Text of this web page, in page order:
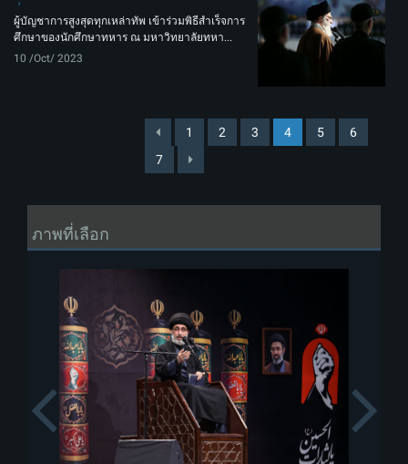
ผู้บัญชาการสูงสุดทุกเหล่าทัพ เข้าร่วมพิธีสำเร็จการ
ศึกษาของนักศึกษาทหาร ณ มหาวิทยาลัยทหา...
10 /Oct/ 2023
1 2 3 4 5
6
7
ภาพที่เลือก
Previous